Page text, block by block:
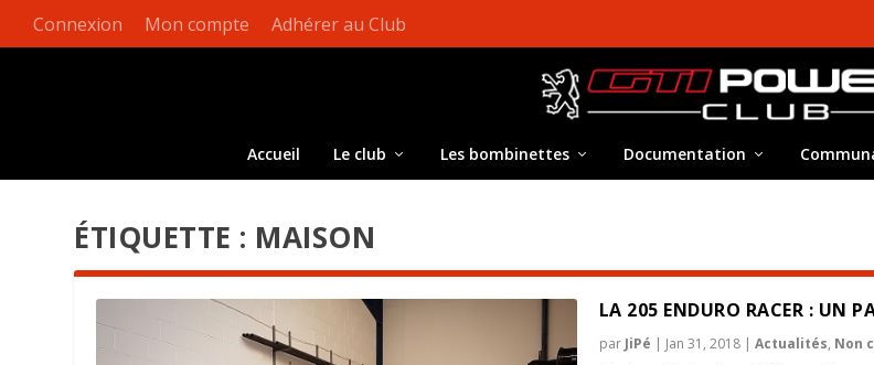
Connexion Mon compte Adhérer au Club
Accueil Le club Les bombinettes Documentation
ÉTIQUETTE : MAISON
LA 205 ENDURO RACER : UN
par JiPé | Jan 31, 2018| Actualités, Non